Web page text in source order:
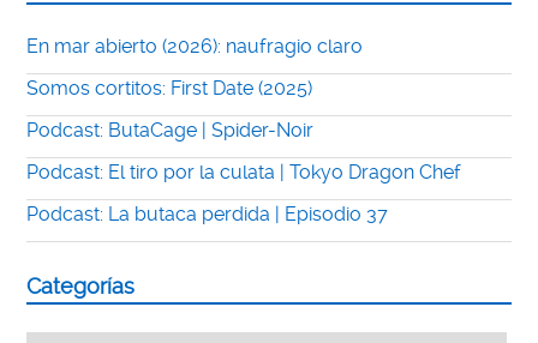
En mar abierto (2026): naufragio claro
Somos cortitos: First Date (2025)
Podcast: ButaCage | Spider-Noir
Podcast: El tiro por la culata | Tokyo Dragon Chef
Podcast: La butaca perdida | Episodio 37
Categorías